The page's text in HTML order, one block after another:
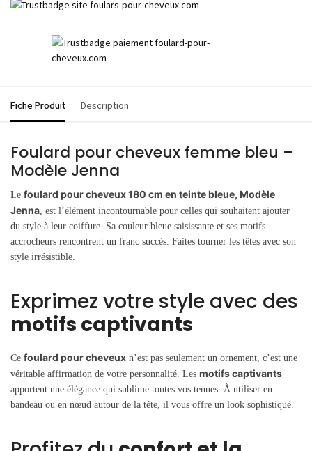
Fiche Produit Description
Foulard pour cheveux femme bleu –
Modèle Jenna
Le foulard pour cheveux 180 cm en teinte bleue, Modèle
Jenna , est l’élément incontournable pour celles qui souhaitent ajouter
du style à leur coiffure. Sa couleur bleue saisissante et ses motifs
accrocheurs rencontrent un franc succès. Faites tourner les têtes avec son
style irrésistible.
Exprimez votre style avec des
motifs captivants
Ce foulard pour cheveux n’est pas seulement un ornement, c’est une
véritable affirmation de votre personnalité. Les motifs captivants
apportent une élégance qui sublime toutes vos tenues. À utiliser en
bandeau ou en nœud autour de la tête, il vous offre un look sophistiqué.